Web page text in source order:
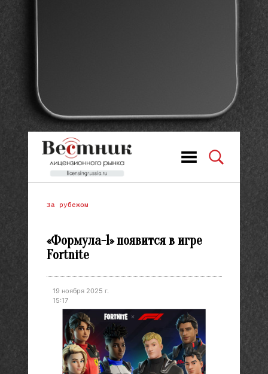
За рубежом
«Формула-1» появится в игре
Fortnite
19 ноября 2025 г.
15:17